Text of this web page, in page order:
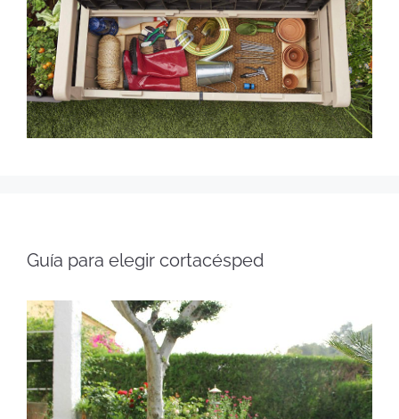
Guía para elegir cortacésped